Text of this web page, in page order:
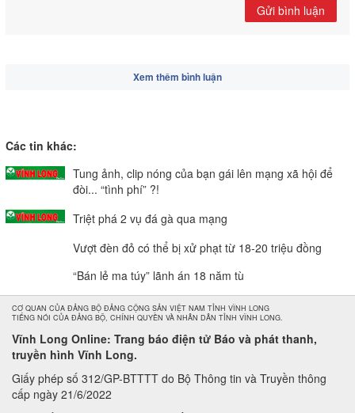
Gửi bình luận
Xem thêm bình luận
Các tin khác:
Tung ảnh, clip nóng của bạn gái lên mạng xã hội để
đòi... “tình phí” ?!
Triệt phá 2 vụ đá gà qua mạng
Vượt đèn đỏ có thể bị xử phạt từ 18-20 triệu đồng
“Bán lẻ ma túy” lãnh án 18 năm tù
CƠ QUAN CỦA ĐẢNG BỘ ĐẢNG CỘNG SẢN VIỆT NAM TỈNH VĨNH LONG
TIẾNG NÓI CỦA ĐẢNG BỘ, CHÍNH QUYỀN VÀ NHÂN DÂN TỈNH VĨNH LONG.
Vĩnh Long Online: Trang báo điện tử Báo và phát thanh,
truyền hình Vĩnh Long.
Giấy phép số 312/GP-BTTTT do Bộ Thông tin và Truyền thông
cấp ngày 21/6/2022